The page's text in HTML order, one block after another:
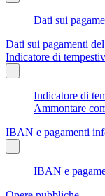
Dati sui
Dati sui pagamenti
Indicatore di
Indicatore di
Ammontare
IBAN e pagamenti
IBAN e